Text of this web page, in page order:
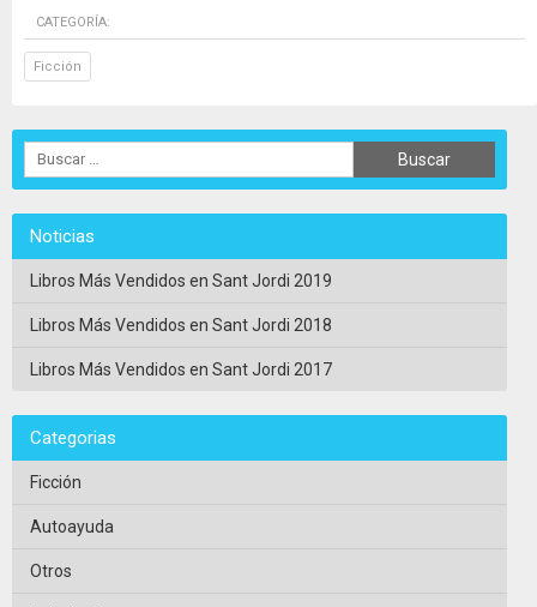
CATEGORÍA:
Ficción
Noticias
Libros Más Vendidos en Sant Jordi 2019
Libros Más Vendidos en Sant Jordi 2018
Libros Más Vendidos en Sant Jordi 2017
Categorias
Ficción
Autoayuda
Otros